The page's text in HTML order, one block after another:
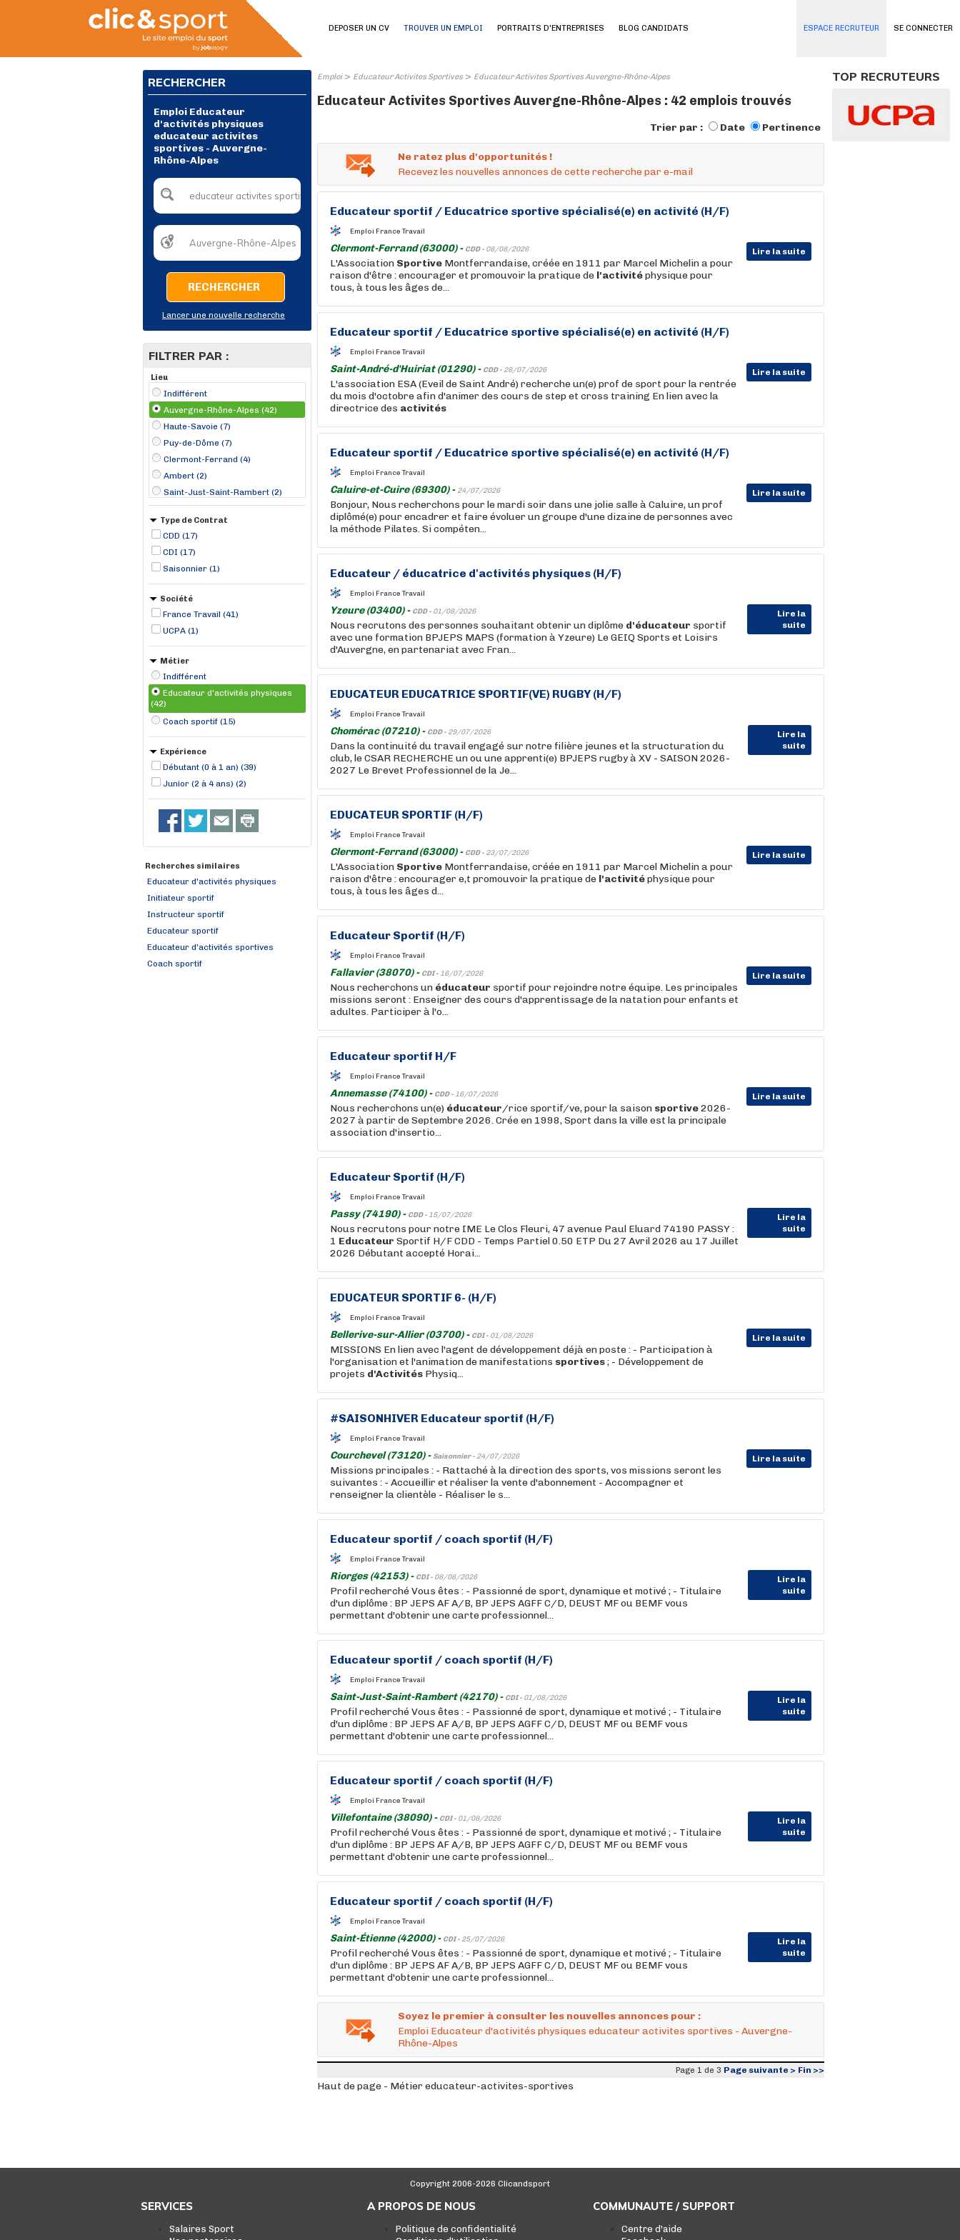
SE CONNECTER
DEPOSER UN CV TROUVER UN EMPLOI PORTRAITS D'ENTREPRISES BLOG CANDIDATS ESPACE RECRUTEUR
RECHERCHER
Emploi Educateur
d'activités physiques
educateur activites
sportives - Auvergne-
Rhône-Alpes
RECHERCHER
Lancer une nouvelle recherche
FILTRER PAR :
Lieu
Indifférent
Auvergne-Rhône-Alpes (42)
Haute-Savoie (7)
Puy-de-Dôme (7)
Clermont-Ferrand (4)
Ambert (2)
Saint-Just-Saint-Rambert (2)
Annemasse (1)
Bellerive-sur-Allier (1)
Bonneville (1)
Caluire-et-Cuire (1)
Chambéry (1)
Type de Contrat
CDD (17)
CDI (17)
Saisonnier (1)
Société
France Travail (41)
UCPA (1)
Métier
Indifférent
Educateur d'activités physiques
(42)
Coach sportif (15)
Expérience
Débutant (0 à 1 an) (39)
Junior (2 à 4 ans) (2)
Recherches similaires
Educateur d'activités physiques
Initiateur sportif
Instructeur sportif
Educateur sportif
Educateur d'activités sportives
Coach sportif
Emploi> Educateur Activites Sportives> Educateur Activites Sportives Auvergne-Rhône-Alpes
Educateur Activites Sportives Auvergne-Rhône-Alpes : 42 emplois trouvés
Trier par : Date Pertinence
Ne ratez plus d'opportunités !
Recevez les nouvelles annonces de cette recherche par e-mail
Educateur sportif / Educatrice sportive spécialisé(e) en activité (H/F)
Emploi France Travail
Clermont-Ferrand (63000) - CDD - 08/08/2026 Lire la suite
L'Association Sportive Montferrandaise, créée en 1911 par Marcel Michelin a pour
raison d'être : encourager et promouvoir la pratique de l'activitéphysique pour
tous, à tous les âges de...
Educateur sportif / Educatrice sportive spécialisé(e) en activité (H/F)
Emploi France Travail
Saint-André-d'Huiriat (01290) - CDD - 28/07/2026 Lire la suite
L'association ESA (Eveil de Saint André) recherche un(e) prof de sport pour la rentrée
du mois d'octobre afin d'animer des cours de step et cross training En lien avec la
directrice des activités
Educateur sportif / Educatrice sportive spécialisé(e) en activité (H/F)
Emploi France Travail
Caluire-et-Cuire (69300) - 24/07/2026 Lire la suite
Bonjour, Nous recherchons pour le mardi soir dans une jolie salle à Caluire, un prof
diplômé(e) pour encadrer et faire évoluer un groupe d'une dizaine de personnes avec
la méthode Pilates. Si compéten...
Educateur / éducatrice d'activités physiques (H/F)
Emploi France Travail
Yzeure (03400) - CDD - 01/08/2026
Lire la
suite
Nous recrutons des personnes souhaitant obtenir un diplôme d'éducateur sportif
avec une formation BPJEPS MAPS (formation à Yzeure) Le GEIQ Sports et Loisirs
d'Auvergne, en partenariat avec Fran...
EDUCATEUR EDUCATRICE SPORTIF(VE) RUGBY (H/F)
Emploi France Travail
Chomérac (07210) - CDD - 29/07/2026
Lire la
suite
Dans la continuité du travail engagé sur notre filière jeunes et la structuration du
club, le CSAR RECHERCHE un ou une apprenti(e) BPJEPS rugby à XV - SAISON 2026-
2027 Le Brevet Professionnel de la Je...
EDUCATEUR SPORTIF (H/F)
Emploi France Travail
Clermont-Ferrand (63000) - CDD - 23/07/2026 Lire la suite
L'Association Sportive Montferrandaise, créée en 1911 par Marcel Michelin a pour
raison d'être : encourager e,t promouvoir la pratique de l'activitéphysique pour
tous, à tous les âges d...
Educateur Sportif (H/F)
Emploi France Travail
Fallavier (38070) - CDI - 16/07/2026 Lire la suite
Nous recherchons un éducateur sportif pour rejoindre notre équipe. Les principales
missions seront : Enseigner des cours d'apprentissage de la natation pour enfants et
adultes. Participer à l'o...
Educateur sportif H/F
Emploi France Travail
Annemasse (74100) - CDD - 16/07/2026 Lire la suite
Nous recherchons un(e) éducateur/rice sportif/ve, pour la saison sportive2026-
2027 à partir de Septembre 2026. Crée en 1998, Sport dans la ville est la principale
association d'insertio...
Educateur Sportif (H/F)
Emploi France Travail
Passy (74190) - CDD - 15/07/2026
Lire la
suite
Nous recrutons pour notre IME Le Clos Fleuri, 47 avenue Paul Eluard 74190 PASSY :
1 Educateur Sportif H/F CDD - Temps Partiel 0.50 ETP Du 27 Avril 2026 au 17 Juillet
2026 Débutant accepté Horai...
EDUCATEUR SPORTIF 6- (H/F)
Emploi France Travail
Bellerive-sur-Allier (03700) - CDI - 01/08/2026 Lire la suite
MISSIONS En lien avec l'agent de développement déjà en poste : - Participation à
l'organisation et l'animation de manifestations sportives; - Développement de
projets d'Activités Physiq...
#SAISONHIVER Educateur sportif (H/F)
Emploi France Travail
Courchevel (73120) - Saisonnier - 24/07/2026 Lire la suite
Missions principales : - Rattaché à la direction des sports, vos missions seront les
suivantes : - Accueillir et réaliser la vente d'abonnement - Accompagner et
renseigner la clientèle - Réaliser le s...
Educateur sportif / coach sportif (H/F)
Emploi France Travail
Riorges (42153) - CDI - 08/08/2026
Lire la
suite
Profil recherché Vous êtes : - Passionné de sport, dynamique et motivé ; - Titulaire
d'un diplôme : BP JEPS AF A/B, BP JEPS AGFF C/D, DEUST MF ou BEMF vous
permettant d'obtenir une carte professionnel...
Educateur sportif / coach sportif (H/F)
Emploi France Travail
Saint-Just-Saint-Rambert (42170) - CDI - 01/08/2026
Lire la
suite
Profil recherché Vous êtes : - Passionné de sport, dynamique et motivé ; - Titulaire
d'un diplôme : BP JEPS AF A/B, BP JEPS AGFF C/D, DEUST MF ou BEMF vous
permettant d'obtenir une carte professionnel...
Educateur sportif / coach sportif (H/F)
Emploi France Travail
Villefontaine (38090) - CDI - 01/08/2026
Lire la
suite
Profil recherché Vous êtes : - Passionné de sport, dynamique et motivé ; - Titulaire
d'un diplôme : BP JEPS AF A/B, BP JEPS AGFF C/D, DEUST MF ou BEMF vous
permettant d'obtenir une carte professionnel...
Educateur sportif / coach sportif (H/F)
Emploi France Travail
Saint-Étienne (42000) - CDI - 25/07/2026
Lire la
suite
Profil recherché Vous êtes : - Passionné de sport, dynamique et motivé ; - Titulaire
d'un diplôme : BP JEPS AF A/B, BP JEPS AGFF C/D, DEUST MF ou BEMF vous
permettant d'obtenir une carte professionnel...
Soyez le premier à consulter les nouvelles annonces pour :
Emploi Educateur d'activités physiques educateur activites sportives - Auvergne-
Rhône-Alpes
Page 1 de 3 Page suivante > Fin >>
Haut de page - Métier educateur-activites-sportives
TOP RECRUTEURS
Copyright 2006-2026 Clicandsport
SERVICES
Salaires Sport
A PROPOS DE NOUS
Politique de confidentialité
COMMUNAUTE / SUPPORT
Centre d'aide